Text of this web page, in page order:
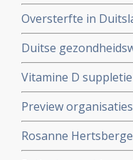
Oversterfte in
peer reviewed
Duitse
coronavirus -
en derde
Vitamine D
coronavirus -
analyse zien van
Preview
onderzoek af als
de maatregelen.
Rosanne
gemanipuleeerd